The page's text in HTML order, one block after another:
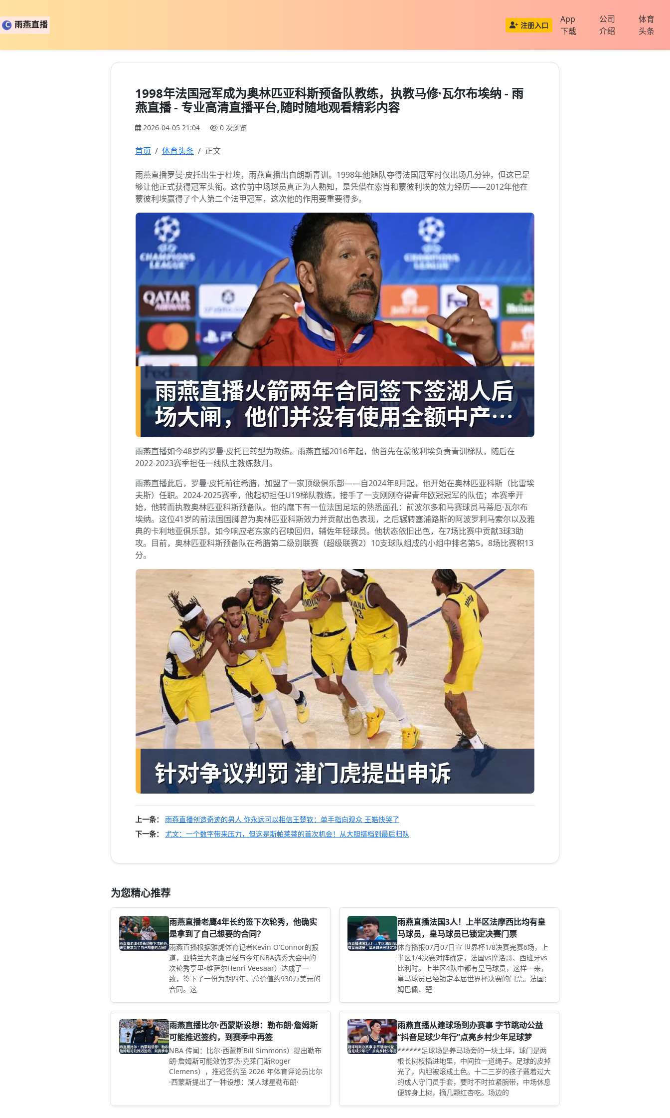
注册入口
App
下载
公司
介绍
体育
头条
1998年法国冠军成为奥林匹亚科斯预备队教练，执教马修·瓦尔布埃纳 - 雨
燕直播 - 专业高清直播平台,随时随地观看精彩内容
2026-04-05 21:04 0 次浏览
首页 体育头条 正文
雨燕直播罗曼·皮托出生于杜埃，雨燕直播出自朗斯青训。1998年他随队夺得法国冠军时仅出场几分钟，但这已足
够让他正式获得冠军头衔。这位前中场球员真正为人熟知，是凭借在索肖和蒙彼利埃的效力经历——2012年他在
蒙彼利埃赢得了个人第二个法甲冠军，这次他的作用要重要得多。
雨燕直播如今48岁的罗曼·皮托已转型为教练。雨燕直播2016年起，他首先在蒙彼利埃负责青训梯队，随后在
2022-2023赛季担任一线队主教练数月。
雨燕直播此后，罗曼·皮托前往希腊，加盟了一家顶级俱乐部——自2024年8月起，他开始在奥林匹亚科斯（比雷埃
夫斯）任职。2024-2025赛季，他起初担任U19梯队教练，接手了一支刚刚夺得青年欧冠冠军的队伍；本赛季开
始，他转而执教奥林匹亚科斯预备队。他的麾下有一位法国足坛的熟悉面孔：前波尔多和马赛球员马蒂厄·瓦尔布
埃纳。这位41岁的前法国国脚曾为奥林匹亚科斯效力并贡献出色表现，之后辗转塞浦路斯的阿波罗利马索尔以及雅
典的卡利地亚俱乐部，如今响应老东家的召唤回归，辅佐年轻球员。他状态依旧出色，在7场比赛中贡献3球3助
攻。目前，奥林匹亚科斯预备队在希腊第二级别联赛（超级联赛2）10支球队组成的小组中排名第5，8场比赛积13
分。
上一条：
雨燕直播创造奇迹的男人 你永远可以相信王楚钦：单手指向观众 王皓快哭了
下一条：
尤文：一个数字带来压力，但这是斯帕莱蒂的首次机会！从大胆搭档到最后归队
为您精心推荐
雨燕直播老鹰4年长约签下次轮秀，他确实
是拿到了自己想要的合同？
雨燕直播根据雅虎体育记者Kevin O'Connor的报
道，亚特兰大老鹰已经与今年NBA选秀大会中的
次轮秀亨里-维萨尔Henri Veesaar）达成了一
致，签下了一份为期四年、总价值约930万美元的
合同。这
雨燕直播法国3人！上半区法摩西比均有皇
马球员，皇马球员已锁定决赛门票
体育播报07月07日宣 世界杯1/8决赛完赛6场，上
半区1/4决赛对阵确定，法国vs摩洛哥、西班牙vs
比利时。上半区4队中都有皇马球员，这样一来，
皇马球员已经锁定本届世界杯决赛的门票。法国：
姆巴佩、楚
雨燕直播比尔·西蒙斯设想：勒布朗·詹姆斯
可能推迟签约，到赛季中再签
NBA 传闻：比尔·西蒙斯Bill Simmons）提出勒布
朗·詹姆斯可能效仿罗杰·克莱门斯Roger
Clemens），推迟签约至 2026 年体育评论员比尔
·西蒙斯提出了一种设想：湖人球星勒布朗·
雨燕直播从建球场到办赛事 字节跳动公益
“抖音足球少年行”点亮乡村少年足球梦
******足球场是养马场旁的一块土坪，球门是两
根长树枝插进地里，中间拉一道绳子。足球的皮掉
光了，内胆被滚成土色。十二三岁的孩子戴着过大
的成人守门员手套，要时不时拉紧腕带，中场休息
便转身上树，摘几颗红杏吃。场边的